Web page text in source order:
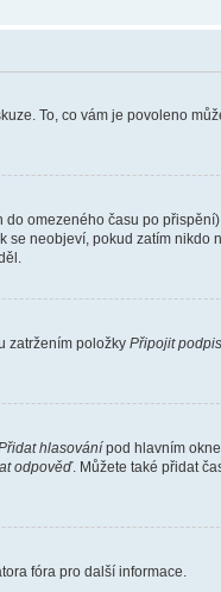
To, co vám je povoleno
omezeného času po
neobjeví, pokud zatím
zatržením položky Připojit podpis
hlasovánípod hlavním
odpověď. Můžete také přidat
fóra pro další informace.